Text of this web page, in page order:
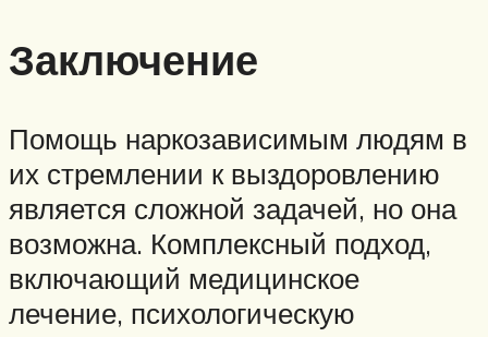
Заключение
Помощь наркозависимым людям в
их стремлении к выздоровлению
является сложной задачей, но она
возможна. Комплексный подход,
включающий медицинское
лечение, психологическую